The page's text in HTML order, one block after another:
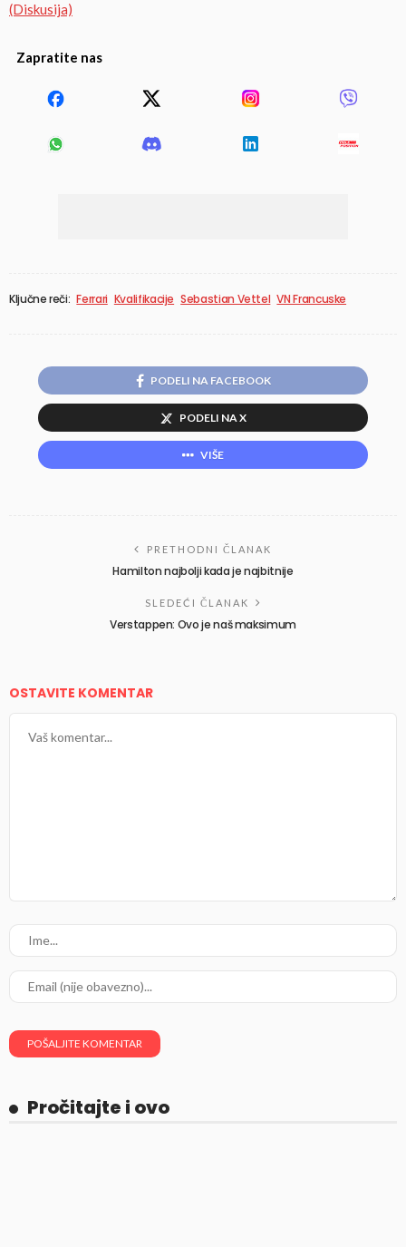
(Diskusija)
Zapratite nas
Ključne reči: Ferrari Kvalifikacije Sebastian Vettel VN Francuske
PODELI NA FACEBOOK
PODELI NA X
VIŠE
PRETHODNI ČLANAK
Hamilton najbolji kada je najbitnije
SLEDEĆI ČLANAK
Verstappen: Ovo je naš maksimum
OSTAVITE KOMENTAR
Pročitajte i ovo